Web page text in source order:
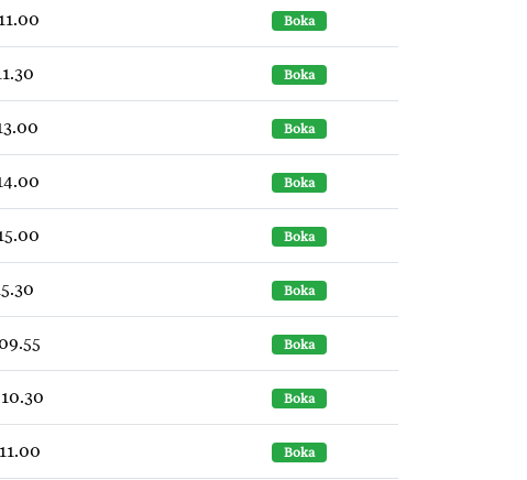
Boka
Boka
Boka
Boka
Boka
Boka
Boka
Boka
Boka